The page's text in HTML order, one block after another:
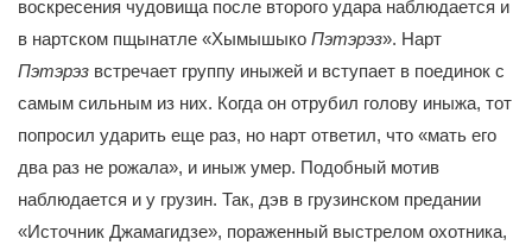
воскресения чудовища после второго удара наблюдается и
в нартском пщынатле «Хымышыко Пэтэрэз». Нарт
Пэтэрэз встречает группу иныжей и вступает в поединок с
самым сильным из них. Когда он отрубил голову иныжа, тот
попросил ударить еще раз, но нарт ответил, что «мать его
два раз не рожала», и иныж умер. Подобный мотив
наблюдается и у грузин. Так, дэв в грузинском предании
«Источник Джамагидзе», пораженный выстрелом охотника,